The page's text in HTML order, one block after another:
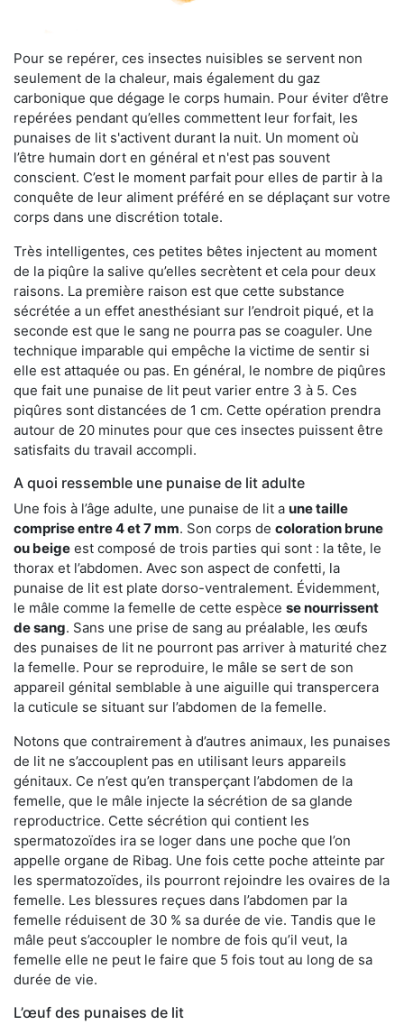
Pour se repérer, ces insectes nuisibles se servent non
seulement de la chaleur, mais également du gaz
carbonique que dégage le corps humain. Pour éviter d’être
repérées pendant qu’elles commettent leur forfait, les
punaises de lit s'activent durant la nuit. Un moment où
l’être humain dort en général et n'est pas souvent
conscient. C’est le moment parfait pour elles de partir à la
conquête de leur aliment préféré en se déplaçant sur votre
corps dans une discrétion totale.
Très intelligentes, ces petites bêtes injectent au moment
de la piqûre la salive qu’elles secrètent et cela pour deux
raisons. La première raison est que cette substance
sécrétée a un effet anesthésiant sur l’endroit piqué, et la
seconde est que le sang ne pourra pas se coaguler. Une
technique imparable qui empêche la victime de sentir si
elle est attaquée ou pas. En général, le nombre de piqûres
que fait une punaise de lit peut varier entre 3 à 5. Ces
piqûres sont distancées de 1 cm. Cette opération prendra
autour de 20 minutes pour que ces insectes puissent être
satisfaits du travail accompli.
A quoi ressemble une punaise de lit adulte
Une fois à l’âge adulte, une punaise de lit a une taille
comprise entre 4 et 7 mm. Son corps de coloration brune
ou beige est composé de trois parties qui sont : la tête, le
thorax et l’abdomen. Avec son aspect de confetti, la
punaise de lit est plate dorso-ventralement. Évidemment,
le mâle comme la femelle de cette espèce se nourrissent
de sang. Sans une prise de sang au préalable, les œufs
des punaises de lit ne pourront pas arriver à maturité chez
la femelle. Pour se reproduire, le mâle se sert de son
appareil génital semblable à une aiguille qui transpercera
la cuticule se situant sur l’abdomen de la femelle.
Notons que contrairement à d’autres animaux, les punaises
de lit ne s’accouplent pas en utilisant leurs appareils
génitaux. Ce n’est qu’en transperçant l’abdomen de la
femelle, que le mâle injecte la sécrétion de sa glande
reproductrice. Cette sécrétion qui contient les
spermatozoïdes ira se loger dans une poche que l’on
appelle organe de Ribag. Une fois cette poche atteinte par
les spermatozoïdes, ils pourront rejoindre les ovaires de la
femelle. Les blessures reçues dans l’abdomen par la
femelle réduisent de 30 % sa durée de vie. Tandis que le
mâle peut s’accoupler le nombre de fois qu’il veut, la
femelle elle ne peut le faire que 5 fois tout au long de sa
durée de vie.
L’œuf des punaises de lit